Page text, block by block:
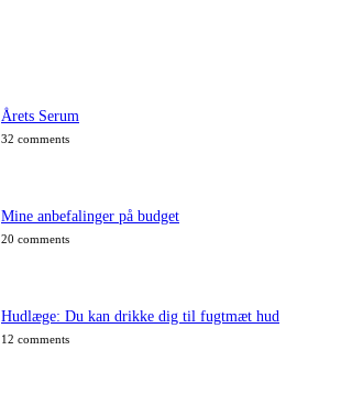
Årets Serum
32 comments
Mine anbefalinger på budget
20 comments
Hudlæge: Du kan drikke dig til fugtmæt hud
12 comments